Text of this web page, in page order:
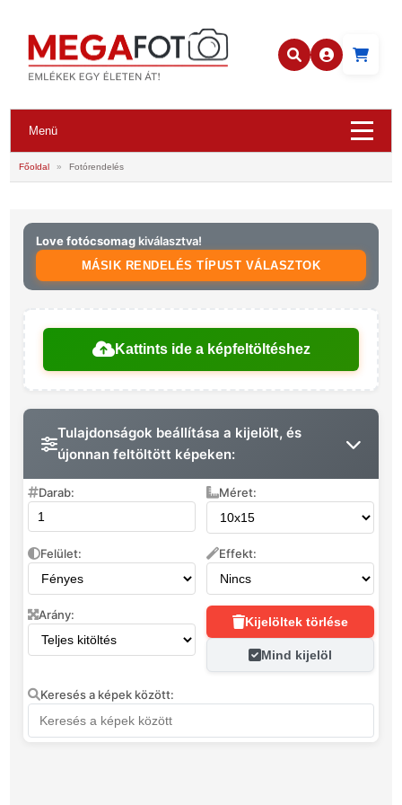
Menü
Főoldal » Fotórendelés
Love fotócsomag kiválasztva!
MÁSIK RENDELÉS TÍPUST VÁLASZTOK
Kattints ide a képfeltöltéshez
Tulajdonságok beállítása a kijelölt, és
újonnan feltöltött képeken:
Darab: Méret:
Felület: Effekt:
Arány: Kijelöltek törlése
Mind kijelöl
Keresés a képek között: